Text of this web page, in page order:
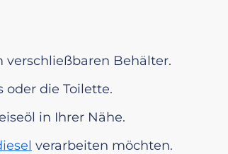
verschließbaren Behälter.
oder die Toilette.
in Ihrer Nähe.
verarbeiten möchten.